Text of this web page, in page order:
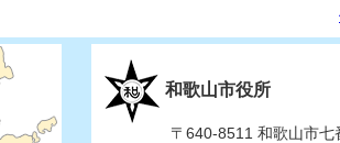
和歌山市役所
〒640-8511 和歌山市七